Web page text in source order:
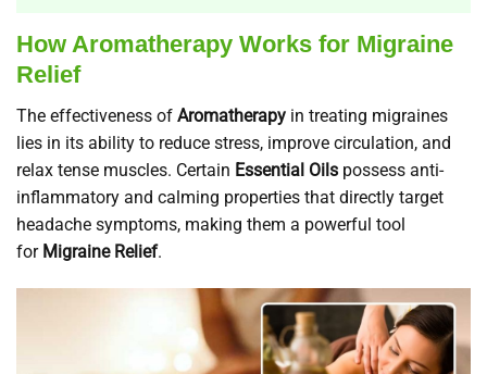
How Aromatherapy Works for Migraine
Relief
The effectiveness of Aromatherapy in treating migraines
lies in its ability to reduce stress, improve circulation, and
relax tense muscles. Certain Essential Oils possess anti-
inflammatory and calming properties that directly target
headache symptoms, making them a powerful tool
for Migraine Relief.